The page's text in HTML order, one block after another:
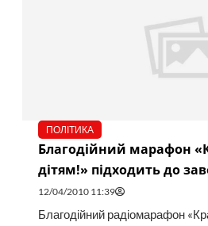
ПОЛІТИКА
Благодійний марафон
дітям!» підходить до
12/04/2010 11:39
Благодійний радіомарафон